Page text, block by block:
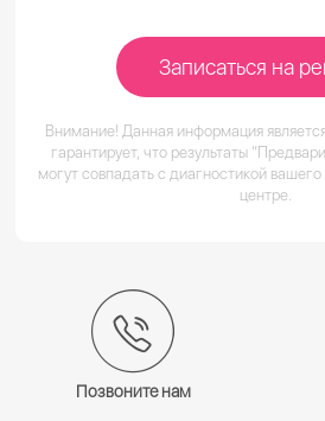
Записаться на
Внимание! Данная информация
гарантирует, что результаты
могут совпадать с диагностикой
центре.
Позвоните нам